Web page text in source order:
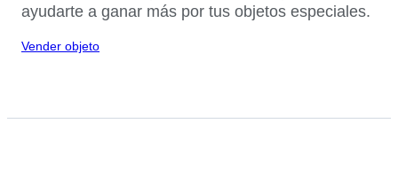
ayudarte a ganar más por tus objetos especiales.
Vender objeto